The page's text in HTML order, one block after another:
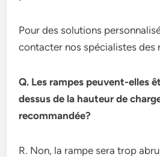
Pour des solutions
contacter nos spécialistes des
Q. Les rampes peuvent-elles
dessus de la hauteur de
recommandée?
R. Non, la rampe sera trop